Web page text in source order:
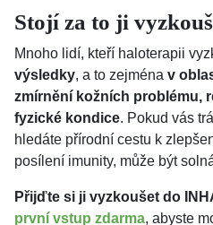
Stojí za to ji
Mnoho lidí, kteří haloterapii
výsledky, a to zejména v
zmírnění kožních problému,
fyzické kondice. Pokud vás
hledáte přírodní cestu k
posílení imunity, může být
Přijďte si ji vyzkoušet do
první vstup zdarma, abyste